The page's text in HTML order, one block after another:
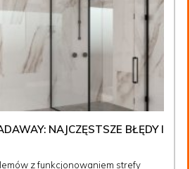
NAJCZĘSTSZE BŁĘDY I
z funkcjonowaniem strefy